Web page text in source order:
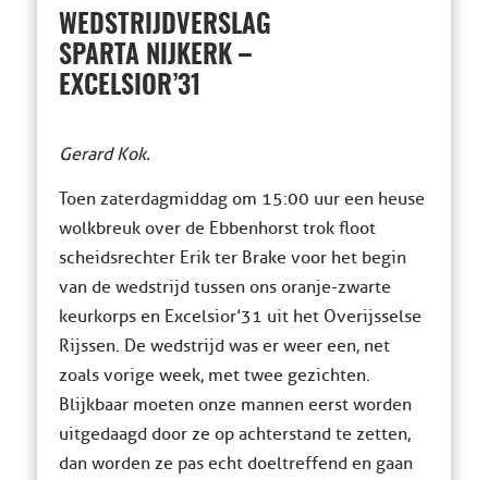
WEDSTRIJDVERSLAG
SPARTA NIJKERK –
EXCELSIOR’31
Gerard Kok.
Toen zaterdagmiddag om 15:00 uur een heuse
wolkbreuk over de Ebbenhorst trok floot
scheidsrechter Erik ter Brake voor het begin
van de wedstrijd tussen ons oranje-zwarte
keurkorps en Excelsior’31 uit het Overijsselse
Rijssen. De wedstrijd was er weer een, net
zoals vorige week, met twee gezichten.
Blijkbaar moeten onze mannen eerst worden
uitgedaagd door ze op achterstand te zetten,
dan worden ze pas echt doeltreffend en gaan